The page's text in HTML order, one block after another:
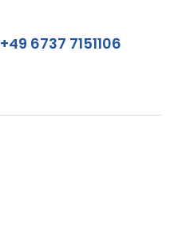
+49 6737 7151106